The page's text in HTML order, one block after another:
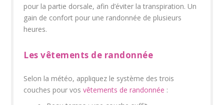
pour la partie dorsale, afin d’éviter la transpiration. Un
gain de confort pour une randonnée de plusieurs
heures.
Les vêtements de randonnée
Selon la météo, appliquez le système des trois
couches pour vosvêtements de randonnée :